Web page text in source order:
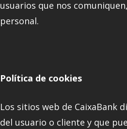
usuarios que nos
personal.
Política de cookies
Los sitios web de CaixaBank
del usuario o cliente y que